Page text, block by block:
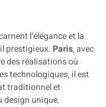
l’élégance et la
prestigieux. Paris, avec
des réalisations où
technologiques, il est
traditionnel et
design unique.